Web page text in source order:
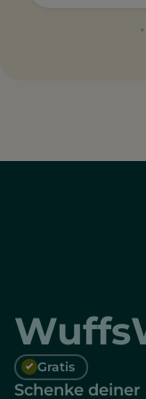
Gratis
Schenke deiner